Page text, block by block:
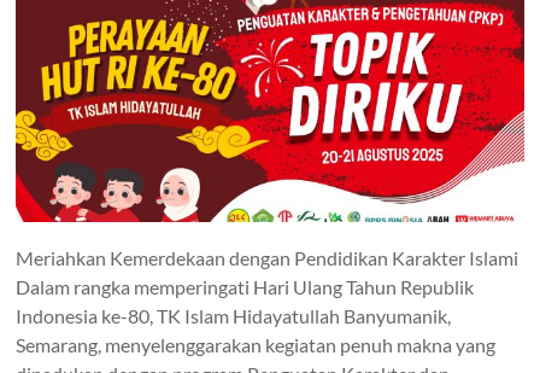
Meriahkan Kemerdekaan dengan Pendidikan Karakter Islami
Dalam rangka memperingati Hari Ulang Tahun Republik
Indonesia ke-80, TK Islam Hidayatullah Banyumanik,
Semarang, menyelenggarakan kegiatan penuh makna yang